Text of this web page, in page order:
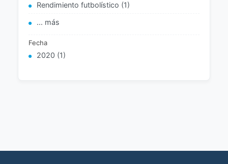
Rendimiento futbolístico (1)
... más
Fecha
2020 (1)